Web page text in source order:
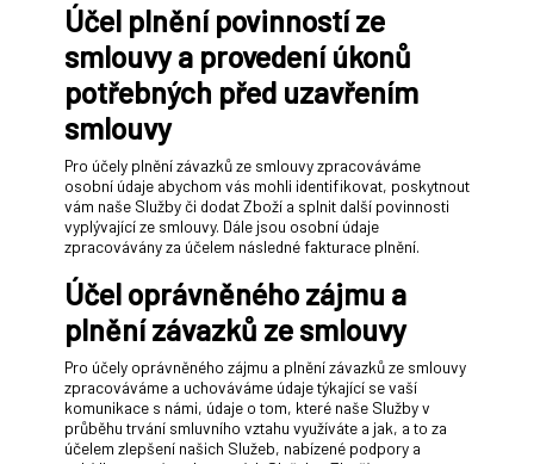
Účel plnění povinností ze
smlouvy a provedení úkonů
potřebných před uzavřením
smlouvy
Pro účely plnění závazků ze smlouvy zpracováváme
osobní údaje abychom vás mohli identifikovat, poskytnout
vám naše Služby či dodat Zboží a splnit další povinnosti
vyplývající ze smlouvy. Dále jsou osobní údaje
zpracovávány za účelem následné fakturace plnění.
Účel oprávněného zájmu a
plnění závazků ze smlouvy
Pro účely oprávněného zájmu a plnění závazků ze smlouvy
zpracováváme a uchováváme údaje týkající se vaší
komunikace s námi, údaje o tom, které naše Služby v
průběhu trvání smluvního vztahu využíváte a jak, a to za
účelem zlepšení našich Služeb, nabízené podpory a